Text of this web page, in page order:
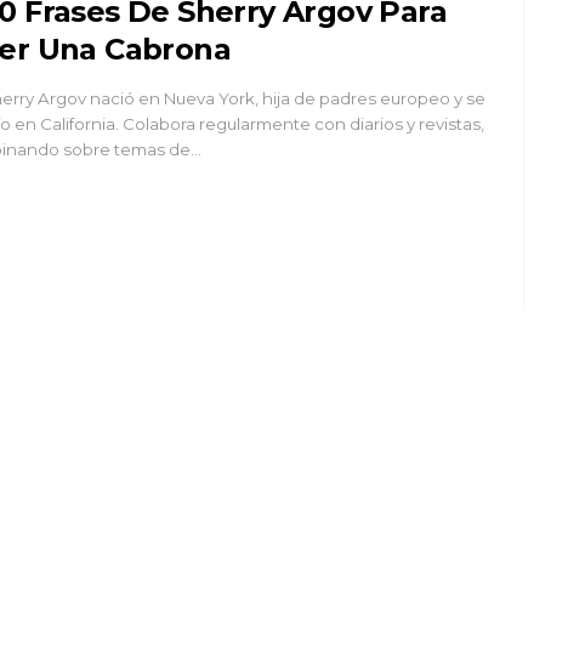
Frases De Sherry Argov Para
Una Cabrona
Argov nació en Nueva York, hija de padres europeo y se
en California. Colabora regularmente con diarios y revistas,
sobre temas de…